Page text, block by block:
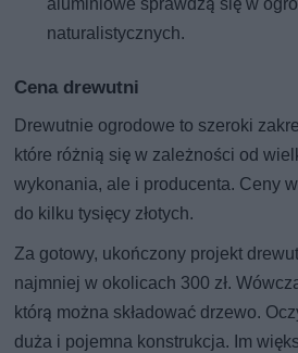
naturalistycznych.
Cena drewutni
Drewutnie ogrodowe to szeroki
które różnią się w zależności od
wykonania, ale i producenta. Ceny
do kilku tysięcy złotych.
Za gotowy, ukończony projekt
najmniej w okolicach 300 zł.
którą można składować drzewo.
duża i pojemna konstrukcja. Im